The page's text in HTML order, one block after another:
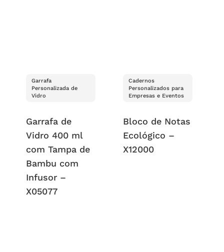
Garrafa
Personalizada de
Vidro
Garrafa de
Vidro 400 ml
com Tampa de
Bambu com
Infusor –
X05077
Cadernos
Personalizados para
Empresas e Eventos
Bloco de Notas
Ecológico –
X12000